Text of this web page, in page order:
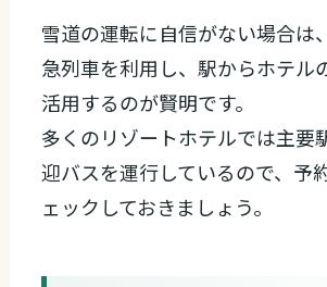
雪道の運転に自信がない場合は
急列車を利用し、駅からホテル
活用するのが賢明です。
多くのリゾートホテルでは主要
迎バスを運行しているので、予
ェックしておきましょう。